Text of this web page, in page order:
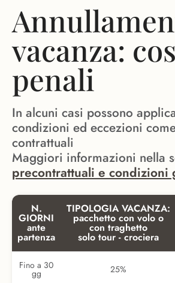
vacanza:
penali
In alcuni casi possono
condizioni ed eccezioni
contrattuali
Maggiori informazioni nella
precontrattuali e condizioni
N.
GIORNI
ante
partenza
TIPOLOGIA VACANZA:
pacchetto con volo o
con traghetto
solo tour - crociera
Fino a 30
gg 25%